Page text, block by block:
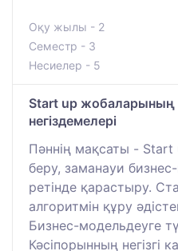
Оқу жылы - 2
Семестр - 3
Несиелер - 5
Start up жобаларының
негіздемелері
Пәннің мақсаты - Start
беру, заманауи бизнес-
ретінде қарастыру.
алгоритмін құру
Бизнес-модельдеуге
Кәсіпорынның негізгі